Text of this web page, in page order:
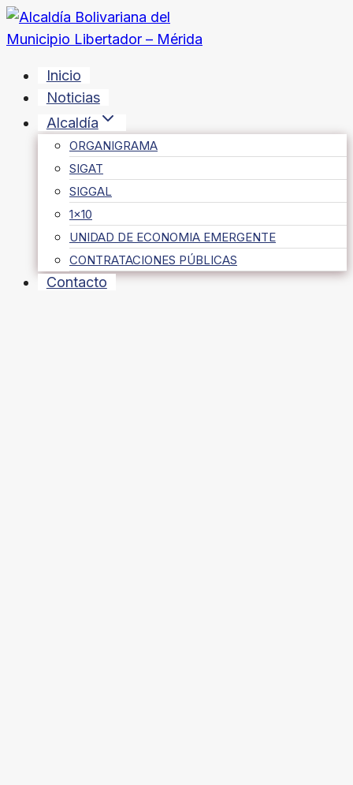
Saltar
al
Inicio
Noticias
Alcaldía
ORGANIGRAMA
SIGAT
SIGGAL
1×10
UNIDAD DE ECONOMIA EMERGENTE
CONTRATACIONES PÚBLICAS
Contacto